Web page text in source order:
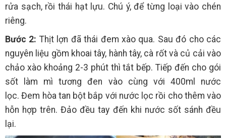
rửa sạch, rồi thái hạt lựu. Chú ý, để từng loại vào chén
riêng.
Bước 2: Thịt lợn đã thái đem xào qua. Sau đó cho các
nguyên liệu gồm khoai tây, hành tây, cà rốt và củ cải vào
chảo xào khoảng 2-3 phút thì tắt bếp. Tiếp đến cho gói
sốt làm mì tương đen vào cùng với 400ml nước
lọc. Đem hòa tan bột bắp với nước lọc rồi cho thêm vào
hỗn hợp trên. Đảo đều tay đến khi nước sốt sánh đều
lại.